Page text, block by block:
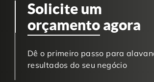
Solicite um
orçamento agora
Dê o primeiro passo para
resultados do seu negócio